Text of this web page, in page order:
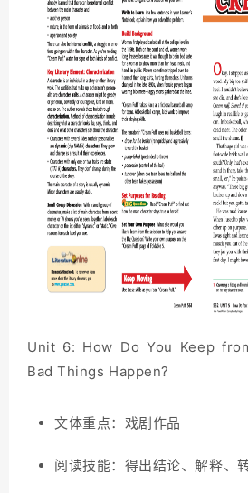
Unit 6: How Do You Keep
Bad Things Happen?
文体重点：戏剧作品
阅读技能：得出结论、解释、